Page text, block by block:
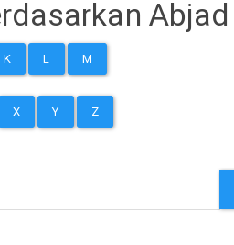
Abjad
K L M
X Y Z